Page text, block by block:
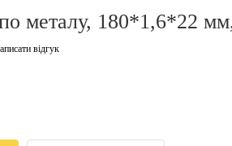
по металу, 180*1,6*22
відгук